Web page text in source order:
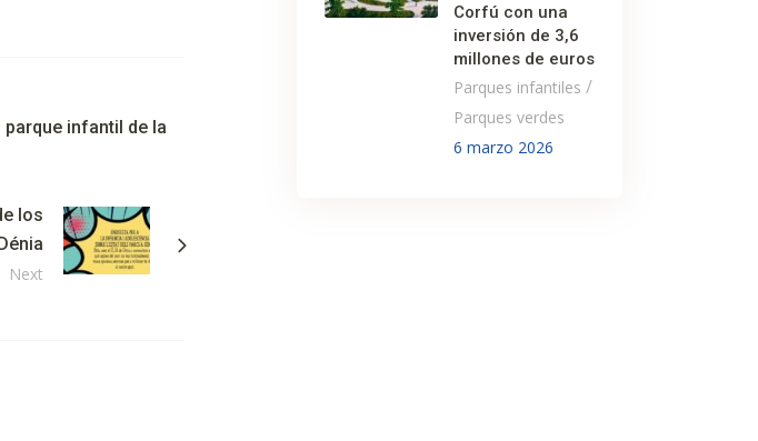
infantil de la
los
Next
Corfú con una
inversión de 3,6
millones de euros
Parques infantiles /
Parques verdes
6 marzo 2026